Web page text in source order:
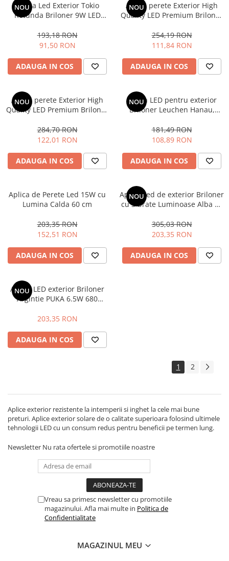
NOU
Aplica Led Exterior Tokio
Rotunda Briloner 9W LED
193,18 RON
91,50 RON
ADAUGA IN COS
NOU
Aplica perete Exterior High
Quality LED Premium Briloner
neutra, Negru
254,19 RON
111,84 RON
ADAUGA IN COS
NOU
Aplica perete Exterior High
Quality LED Premium Briloner
neutra, Alb
284,70 RON
122,01 RON
ADAUGA IN COS
NOU
Aplica LED pentru exterior
Briloner Leuchen Hanau,
neutra (4000K), IP44, Negru
181,49 RON
108,89 RON
ADAUGA IN COS
Aplica de Perete Led 15W cu
Lumina Calda 60 cm
203,35 RON
152,51 RON
ADAUGA IN COS
NOU
Aplica Led de exterior Briloner
cu 3 brate Luminoase Alba 37
305,03 RON
203,35 RON
ADAUGA IN COS
NOU
Aplica LED exterior Briloner
Argintie PUKA 6.5W 680
203,35 RON
ADAUGA IN COS
1 2
Aplice exterior rezistente la intemperii si inghet la cele mai bune
preturi. Aplice exterior solare de o calitate superioara folosind ultimele
tehnologii LED cu un consum redus pentru beneficii pe termen lung.
Newsletter Nu rata ofertele si promotiile noastre
Vreau sa primesc newsletter cu promotiile
magazinului. Afla mai multe in Politica de
Confidentialitate
MAGAZINUL MEU